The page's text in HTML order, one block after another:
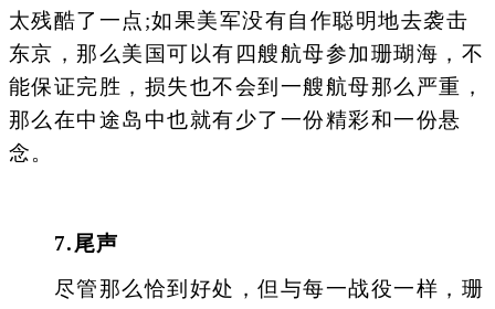
太残酷了一点;如果美军没有自作聪明地去袭击
东京，那么美国可以有四艘航母参加珊瑚海，不
能保证完胜，损失也不会到一艘航母那么严重，
那么在中途岛中也就有少了一份精彩和一份悬
念。
7.尾声
尽管那么恰到好处，但与每一战役一样，珊